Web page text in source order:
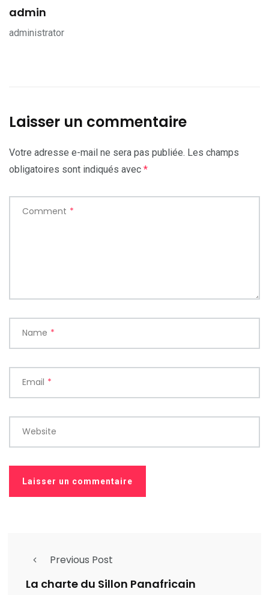
admin
administrator
Laisser un commentaire
Votre adresse e-mail ne sera pas publiée. Les champs
obligatoires sont indiqués avec *
Comment *
Name *
Email *
Website
Previous Post
La charte du Sillon Panafricain